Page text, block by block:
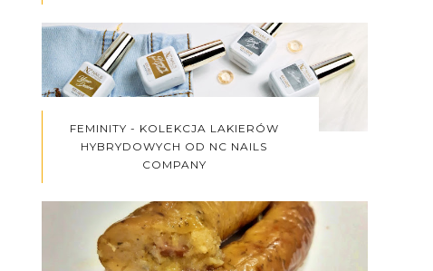
FEMINITY - KOLEKCJA LAKIERÓW
HYBRYDOWYCH OD NC NAILS
COMPANY